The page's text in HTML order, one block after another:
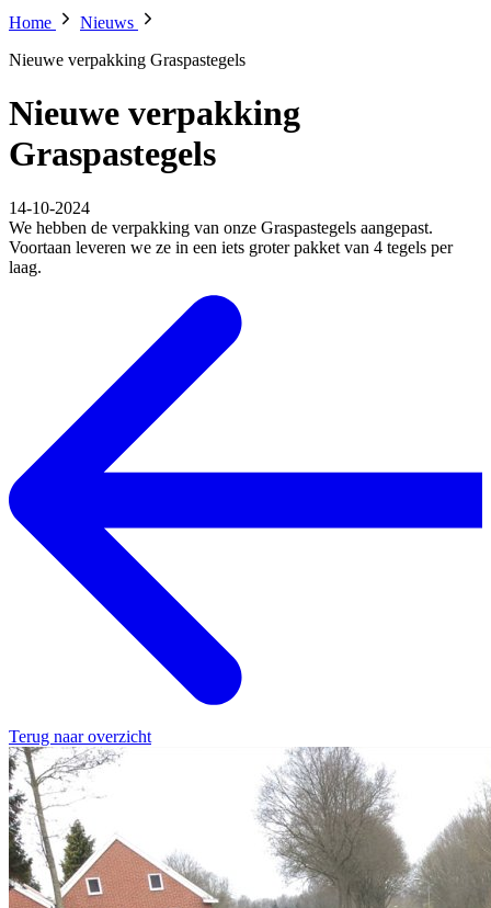
Home
Nieuws
Nieuwe verpakking Graspastegels
Nieuwe verpakking
Graspastegels
14-10-2024
We hebben de verpakking van onze Graspastegels aangepast.
Voortaan leveren we ze in een iets groter pakket van 4 tegels per
laag.
Terug naar overzicht